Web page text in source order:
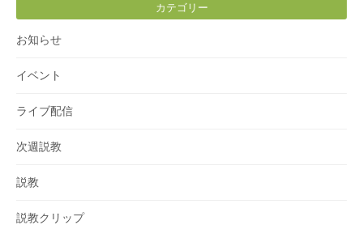
カテゴリー
お知らせ
イベント
ライブ配信
次週説教
説教
説教クリップ